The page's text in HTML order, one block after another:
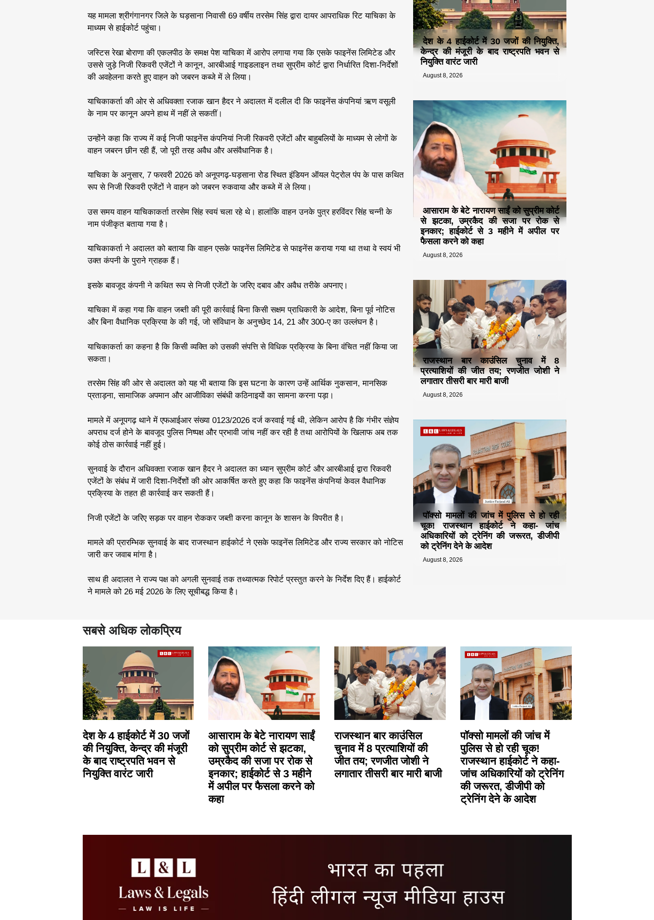
देश के 4 हाईकोर्ट में 30 जजों की नियुक्ति,
केन्द्र की मंजूरी के बाद राष्ट्रपति भवन से
नियुक्ति वारंट जारी
August 8, 2026
आसाराम के बेटे नारायण साईं को सुप्रीम कोर्ट
से झटका, उम्रकैद की सजा पर रोक से
इनकार; हाईकोर्ट से 3 महीने में अपील पर
फैसला करने को कहा
August 8, 2026
राजस्थान बार काउंसिल चुनाव में 8
प्रत्याशियों की जीत तय; रणजीत जोशी ने
लगातार तीसरी बार मारी बाजी
August 8, 2026
पॉक्सो मामलों की जांच में पुलिस से हो रही
चूक! राजस्थान हाईकोर्ट ने कहा- जांच
अधिकारियों को ट्रेनिंग की जरूरत, डीजीपी
को ट्रेनिंग देने के आदेश
August 8, 2026
यह मामला श्रीगंगानगर जिले के घड़साना निवासी 69 वर्षीय तरसेम सिंह द्वारा दायर आपराधिक रिट याचिका के
माध्यम से हाईकोर्ट पहुंचा।
जस्टिस रेखा बोराणा की एकलपीठ के समक्ष पेश याचिका में आरोप लगाया गया कि एसके फाइनेंस लिमिटेड और
उससे जुड़े निजी रिकवरी एजेंटों ने कानून, आरबीआई गाइडलाइन तथा सुप्रीम कोर्ट द्वारा निर्धारित दिशा-निर्देशों
की अवहेलना करते हुए वाहन को जबरन कब्जे में ले लिया।
याचिकाकर्ता की ओर से अधिवक्ता रजाक खान हैदर ने अदालत में दलील दी कि फाइनेंस कंपनियां ऋण वसूली
के नाम पर कानून अपने हाथ में नहीं ले सकतीं।
उन्होंने कहा कि राज्य में कई निजी फाइनेंस कंपनियां निजी रिकवरी एजेंटों और बाहुबलियों के माध्यम से लोगों के
वाहन जबरन छीन रही हैं, जो पूरी तरह अवैध और असंवैधानिक है।
याचिका के अनुसार, 7 फरवरी 2026 को अनूपगढ़-घड़साना रोड स्थित इंडियन ऑयल पेट्रोल पंप के पास कथित
रूप से निजी रिकवरी एजेंटों ने वाहन को जबरन रुकवाया और कब्जे में ले लिया।
उस समय वाहन याचिकाकर्ता तरसेम सिंह स्वयं चला रहे थे। हालांकि वाहन उनके पुत्र हरविंदर सिंह चन्नी के
नाम पंजीकृत बताया गया है।
याचिकाकर्ता ने अदालत को बताया कि वाहन एसके फाइनेंस लिमिटेड से फाइनेंस कराया गया था तथा वे स्वयं भी
उक्त कंपनी के पुराने ग्राहक हैं।
इसके बावजूद कंपनी ने कथित रूप से निजी एजेंटों के जरिए दबाव और अवैध तरीके अपनाए।
याचिका में कहा गया कि वाहन जब्ती की पूरी कार्रवाई बिना किसी सक्षम प्राधिकारी के आदेश, बिना पूर्व नोटिस
और बिना वैधानिक प्रक्रिया के की गई, जो संविधान के अनुच्छेद 14, 21 और 300-ए का उल्लंघन है।
याचिकाकर्ता का कहना है कि किसी व्यक्ति को उसकी संपत्ति से विधिक प्रक्रिया के बिना वंचित नहीं किया जा
सकता।
तरसेम सिंह की ओर से अदालत को यह भी बताया कि इस घटना के कारण उन्हें आर्थिक नुकसान, मानसिक
प्रताड़ना, सामाजिक अपमान और आजीविका संबंधी कठिनाइयों का सामना करना पड़ा।
मामले में अनूपगढ़ थाने में एफआईआर संख्या 0123/2026 दर्ज करवाई गई थी, लेकिन आरोप है कि गंभीर संज्ञेय
अपराध दर्ज होने के बावजूद पुलिस निष्पक्ष और प्रभावी जांच नहीं कर रही है तथा आरोपियों के खिलाफ अब तक
कोई ठोस कार्रवाई नहीं हुई।
सुनवाई के दौरान अधिवक्ता रजाक खान हैदर ने अदालत का ध्यान सुप्रीम कोर्ट और आरबीआई द्वारा रिकवरी
एजेंटों के संबंध में जारी दिशा-निर्देशों की ओर आकर्षित करते हुए कहा कि फाइनेंस कंपनियां केवल वैधानिक
प्रक्रिया के तहत ही कार्रवाई कर सकती हैं।
निजी एजेंटों के जरिए सड़क पर वाहन रोककर जब्ती करना कानून के शासन के विपरीत है।
मामले की प्रारम्भिक सुनवाई के बाद राजस्थान हाईकोर्ट ने एसके फाइनेंस लिमिटेड और राज्य सरकार को नोटिस
जारी कर जवाब मांगा है।
साथ ही अदालत ने राज्य पक्ष को अगली सुनवाई तक तथ्यात्मक रिपोर्ट प्रस्तुत करने के निर्देश दिए हैं। हाईकोर्ट
ने मामले को 26 मई 2026 के लिए सूचीबद्ध किया है।
सबसे अधिक लोकप्रिय
देश के 4 हाईकोर्ट में 30 जजों
की नियुक्ति, केन्द्र की मंजूरी
के बाद राष्ट्रपति भवन से
नियुक्ति वारंट जारी
आसाराम के बेटे नारायण साईं
को सुप्रीम कोर्ट से झटका,
उम्रकैद की सजा पर रोक से
इनकार; हाईकोर्ट से 3 महीने
में अपील पर फैसला करने को
कहा
राजस्थान बार काउंसिल
चुनाव में 8 प्रत्याशियों की
जीत तय; रणजीत जोशी ने
लगातार तीसरी बार मारी बाजी
पॉक्सो मामलों की जांच में
पुलिस से हो रही चूक!
राजस्थान हाईकोर्ट ने कहा-
जांच अधिकारियों को ट्रेनिंग
की जरूरत, डीजीपी को
ट्रेनिंग देने के आदेश